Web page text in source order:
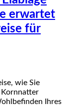
erwartet
für
wie Sie
Kornnatter
Ihres